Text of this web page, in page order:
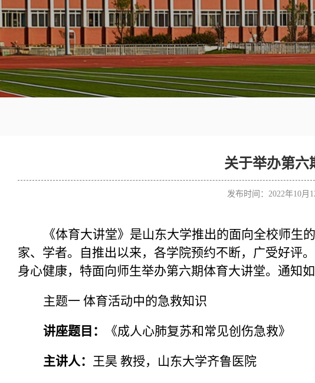
关于举办第六
发布时间：2022年10
《体育大讲堂》是山东大学推出的面向全校师
家、学者。自推出以来，各学院预约不断，广受好评
身心健康，特面向师生举办第六期体育大讲堂。通知如
主题一 体育活动中的急救知识
讲座题目： 《成人心肺复苏和常见创伤急救》
主讲人： 王昊 教授，山东大学齐鲁医院